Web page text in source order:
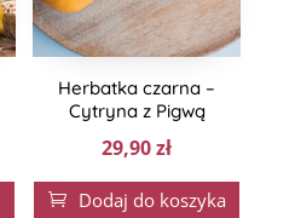
Herbatka czarna –
Cytryna z Pigwą
29,90zł
 Dodaj do koszyka